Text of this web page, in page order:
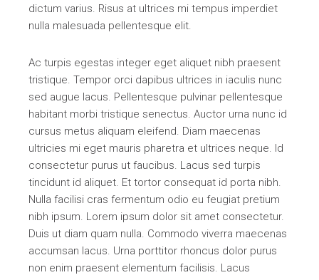
dictum varius. Risus at ultrices mi tempus imperdiet
nulla malesuada pellentesque elit.
Ac turpis egestas integer eget aliquet nibh praesent
tristique. Tempor orci dapibus ultrices in iaculis nunc
sed augue lacus. Pellentesque pulvinar pellentesque
habitant morbi tristique senectus. Auctor urna nunc id
cursus metus aliquam eleifend. Diam maecenas
ultricies mi eget mauris pharetra et ultrices neque. Id
consectetur purus ut faucibus. Lacus sed turpis
tincidunt id aliquet. Et tortor consequat id porta nibh.
Nulla facilisi cras fermentum odio eu feugiat pretium
nibh ipsum. Lorem ipsum dolor sit amet consectetur.
Duis ut diam quam nulla. Commodo viverra maecenas
accumsan lacus. Urna porttitor rhoncus dolor purus
non enim praesent elementum facilisis. Lacus